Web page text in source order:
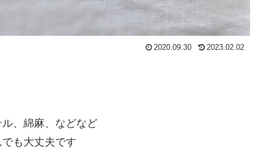
2020.09.30 2023.02.02
、綿麻、などなど
も大丈夫です